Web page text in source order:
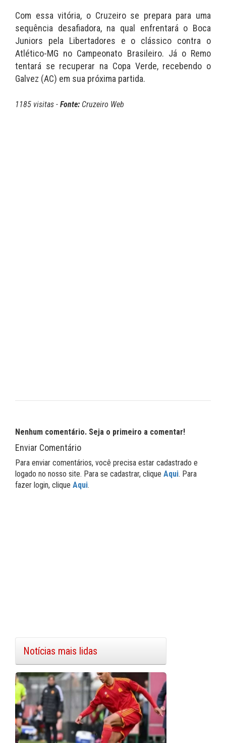
Com essa vitória, o Cruzeiro se prepara para uma
sequência desafiadora, na qual enfrentará o Boca
Juniors pela Libertadores e o clássico contra o
Atlético-MG no Campeonato Brasileiro. Já o Remo
tentará se recuperar na Copa Verde, recebendo o
Galvez (AC) em sua próxima partida.
1185 visitas - Fonte: Cruzeiro Web
Nenhum comentário. Seja o primeiro a comentar!
Enviar Comentário
Para enviar comentários, você precisa estar cadastrado e
logado no nosso site. Para se cadastrar, clique Aqui. Para
fazer login, clique Aqui.
Notícias mais lidas